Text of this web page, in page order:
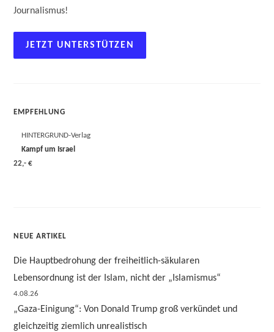
Journalismus!
JETZT UNTERSTÜTZEN
EMPFEHLUNG
HINTERGRUND-Verlag
Kampf um Israel
22,- €
NEUE ARTIKEL
Die Hauptbedrohung der freiheitlich-säkularen
Lebensordnung ist der Islam, nicht der „Islamismus“
4.08.26
„Gaza-Einigung“: Von Donald Trump groß verkündet und
gleichzeitig ziemlich unrealistisch